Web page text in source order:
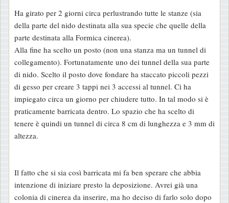
Ha girato per 2 giorni circa perlustrando tutte le stanze (sia
della parte del nido destinata alla sua specie che quelle della
parte destinata alla Formica cinerea).
Alla fine ha scelto un posto (non una stanza ma un tunnel di
collegamento). Fortunatamente uno dei tunnel della sua parte
di nido. Scelto il posto dove fondare ha staccato piccoli pezzi
di gesso per creare 3 tappi nei 3 accessi al tunnel. Ci ha
impiegato circa un giorno per chiudere tutto. In tal modo si è
praticamente barricata dentro. Lo spazio che ha scelto di
tenere è quindi un tunnel di circa 8 cm di lunghezza e 3 mm di
altezza.
Il fatto che si sia così barricata mi fa ben sperare che abbia
intenzione di iniziare presto la deposizione. Avrei già una
colonia di cinerea da inserire, ma ho deciso di farlo solo dopo